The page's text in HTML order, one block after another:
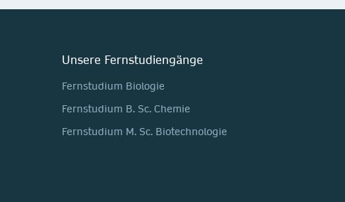
Unsere Fernstudiengänge
Fernstudium Biologie
Fernstudium B. Sc. Chemie
Fernstudium M. Sc. Biotechnologie